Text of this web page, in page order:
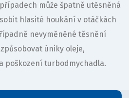
může špatně utěsněná
hlasité houkání v otáčkách
nevyměněné těsnění
úniky oleje,
poškození turbodmychadla.